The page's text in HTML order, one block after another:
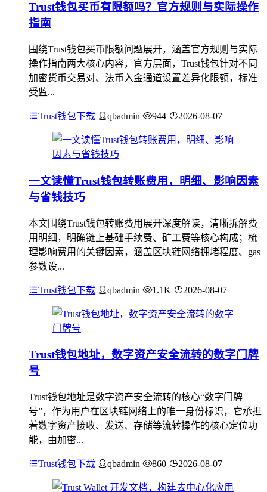
Trust钱包买币有限额吗？官方规则与实际操作
指南
围绕Trust钱包买币限额问题展开，涵盖官方规则与实际
操作指南两大核心内容，官方层面，Trust钱包针对不同
加密货币交易对、法币入金通道设置差异化限额，标准
受监...
Trust钱包下载 qbadmin 944 2026-08-07
一文读懂Trust钱包转账费用，明细、影响因素
与省钱技巧
本文围绕Trust钱包转账费用展开深度解读，清晰拆解费
用明细，明确链上基础手续费、矿工费等核心构成；梳
理影响费用的关键因素，涵盖区块链网络拥堵程度、gas
参数设...
Trust钱包下载 qbadmin 1.1K 2026-08-07
Trust钱包地址，数字资产安全流转的数字门牌
号
Trust钱包地址是数字资产安全流转的核心“数字门牌
号”，作为用户在区块链网络上的唯一身份标识，它承担
着数字资产接收、发送、存储等流转操作的核心定位功
能，由加密...
Trust钱包下载 qbadmin 860 2026-08-07